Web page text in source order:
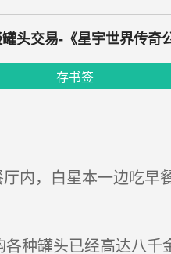
头交易-《星宇世界传奇
存书签
内，白星本一边吃早
种罐头已经高达八千